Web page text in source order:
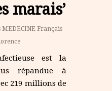
marais’
MEDECINE Français
est la
répandue à
219 millions de